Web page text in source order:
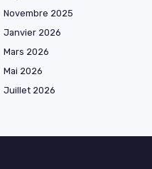
Novembre 2025
Janvier 2026
Mars 2026
Mai 2026
Juillet 2026